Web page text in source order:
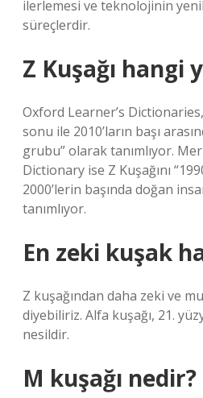
ilerlemesi ve teknolojinin
süreçlerdir.
Z Kuşağı hangi
Oxford Learner’s Dictionaries,
sonu ile 2010’ların başı
grubu” olarak tanımlıyor.
Dictionary ise Z Kuşağını
2000’lerin başında doğan
tanımlıyor.
En zeki kuşak
Z kuşağından daha zeki ve
diyebiliriz. Alfa kuşağı, 21.
nesildir.
M kuşağı nedir?